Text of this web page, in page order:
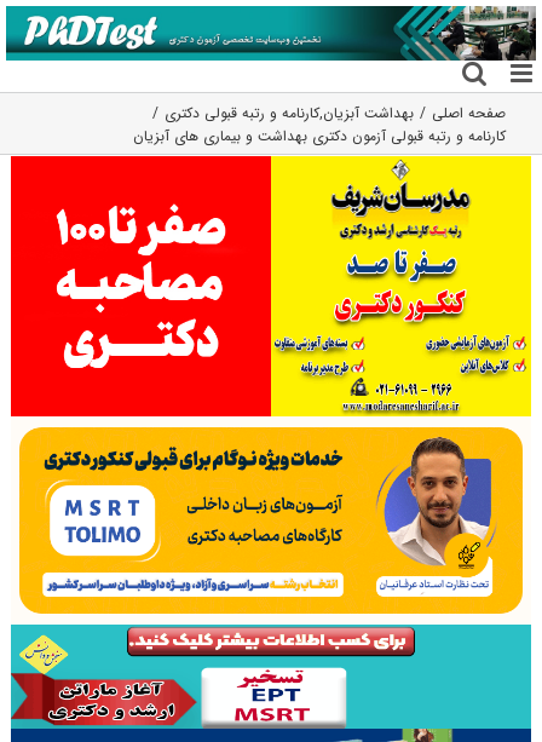
رفتن
به
محتوا
صفحه اصلی بهداشت آبزیان,کارنامه و رتبه قبولی دکتری
کارنامه و رتبه قبولی آزمون دکتری بهداشت و بیماری های آبزیان